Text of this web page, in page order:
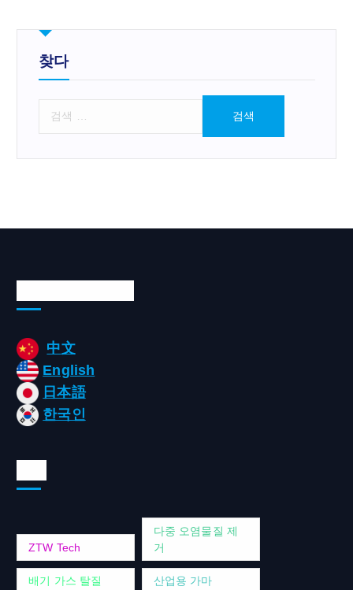
찾다
中文
English
日本語
한국인
ZTW Tech
다중 오염물질 제
거
배기 가스 탈질 산업용 가마